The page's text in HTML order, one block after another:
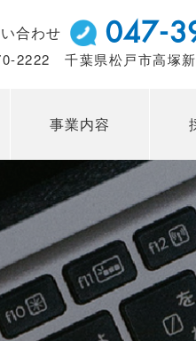
合わせ 047-
2222 千葉県松戸市高塚
事業内容